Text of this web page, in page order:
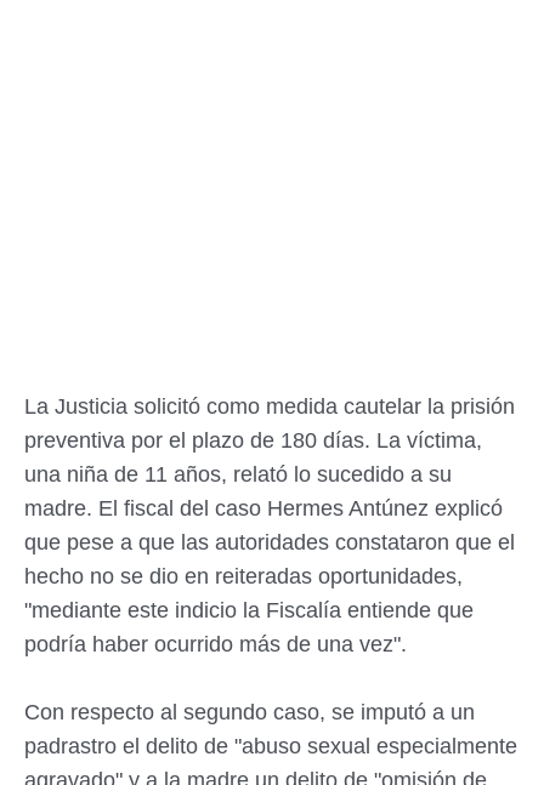
La Justicia solicitó como medida cautelar la prisión
preventiva por el plazo de 180 días. La víctima,
una niña de 11 años, relató lo sucedido a su
madre. El fiscal del caso Hermes Antúnez explicó
que pese a que las autoridades constataron que el
hecho no se dio en reiteradas oportunidades,
"mediante este indicio la Fiscalía entiende que
podría haber ocurrido más de una vez".
Con respecto al segundo caso, se imputó a un
padrastro el delito de "abuso sexual especialmente